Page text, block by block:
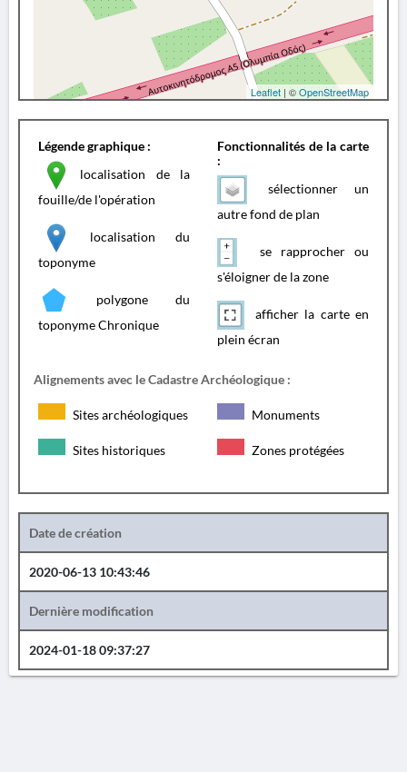
Leaflet | ©OpenStreetMap
Légende graphique :
localisation de la
fouille/de l'opération
localisation du
toponyme
polygone du
toponyme Chronique
Fonctionnalités de la carte
:
sélectionner un
autre fond de plan
se rapprocher ou
s'éloigner de la zone
afficher la carte en
plein écran
Alignements avec le Cadastre Archéologique :
Sites archéologiques Monuments
Sites historiques Zones protégées
Date de création
2020-06-13 10:43:46
Dernière modification
2024-01-18 09:37:27